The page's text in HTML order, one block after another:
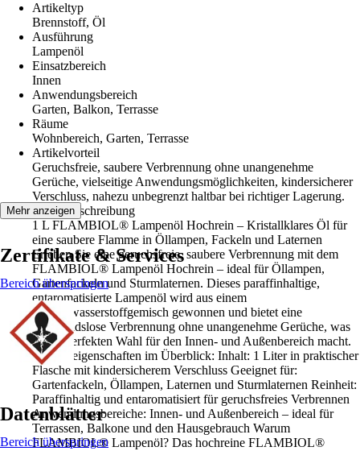
Artikeltyp
Brennstoff, Öl
Ausführung
Lampenöl
Einsatzbereich
Innen
Anwendungsbereich
Garten, Balkon, Terrasse
Räume
Wohnbereich, Garten, Terrasse
Artikelvorteil
Geruchsfreie, saubere Verbrennung ohne unangenehme
Gerüche, vielseitige Anwendungsmöglichkeiten, kindersicherer
Verschluss, nahezu unbegrenzt haltbar bei richtiger Lagerung.
Artikelbeschreibung
1 L FLAMBIOL® Lampenöl Hochrein – Kristallklares Öl für
eine saubere Flamme in Öllampen, Fackeln und Laternen
Erleben Sie eine geruchsfreie, saubere Verbrennung mit dem
FLAMBIOL® Lampenöl Hochrein – ideal für Öllampen,
Gartenfackeln und Sturmlaternen. Dieses paraffinhaltige,
entaromatisierte Lampenöl wird aus einem
Kohlenwasserstoffgemisch gewonnen und bietet eine
rückstandslose Verbrennung ohne unangenehme Gerüche, was
es zur perfekten Wahl für den Innen- und Außenbereich macht.
Produkteigenschaften im Überblick: Inhalt: 1 Liter in praktischer
Flasche mit kindersicherem Verschluss Geeignet für:
Gartenfackeln, Öllampen, Laternen und Sturmlaternen Reinheit:
Paraffinhaltig und entaromatisiert für geruchsfreies Verbrennen
Anwendungsbereiche: Innen- und Außenbereich – ideal für
Terrassen, Balkone und den Hausgebrauch Warum
FLAMBIOL® Lampenöl? Das hochreine FLAMBIOL®
Mehr anzeigen
Zertifikate & Services
Bereich überspringen
Datenblätter
Bereich überspringen